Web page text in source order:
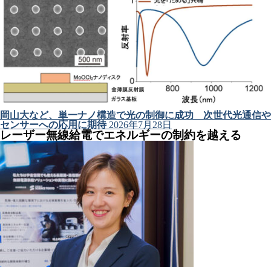
岡山大など、単一ナノ構造で光の制御に成功 次世代光通信や
センサーへの応用に期待 2026年7月28日
レーザー無線給電でエネルギーの制約を越える